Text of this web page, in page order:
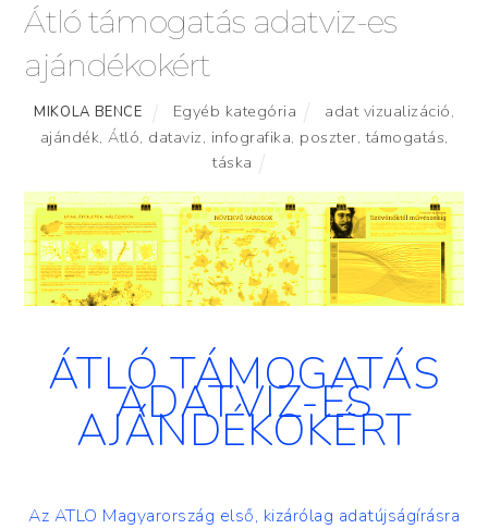
Átló támogatás adatviz-es
ajándékokért
MIKOLA BENCE Egyéb kategória adat vizualizáció,
ajándék, Átló, dataviz, infografika, poszter,támogatás,
táska
ÁTLÓ TÁMOGATÁS
ADATVIZ-ES
AJÁNDÉKOKÉRT
Az ATLO Magyarország első, kizárólag adatújságírásra